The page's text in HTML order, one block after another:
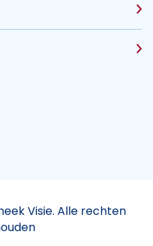
Visie. Alle rechten